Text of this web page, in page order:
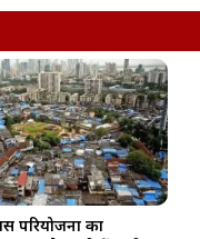
परियोजना का